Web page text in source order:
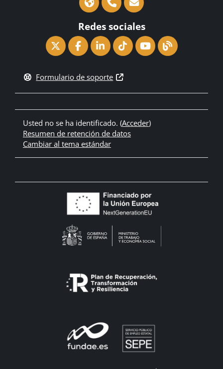
Redes sociales
Formulario de soporte
Usted no se ha identificado. (Acceder)
Resumen de retención de datos
Cambiar al tema estándar